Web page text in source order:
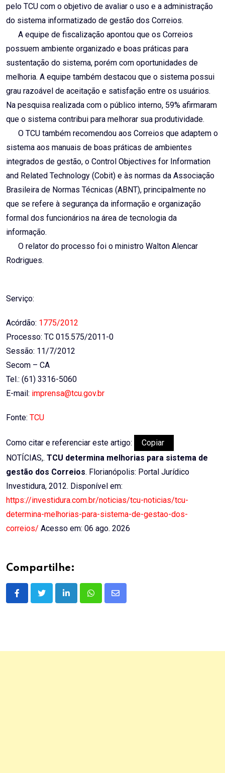
pelo TCU com o objetivo de avaliar o uso e a administração
do sistema informatizado de gestão dos Correios.
A equipe de fiscalização apontou que os Correios
possuem ambiente organizado e boas práticas para
sustentação do sistema, porém com oportunidades de
melhoria. A equipe também destacou que o sistema possui
grau razoável de aceitação e satisfação entre os usuários.
Na pesquisa realizada com o público interno, 59% afirmaram
que o sistema contribui para melhorar sua produtividade.
O TCU também recomendou aos Correios que adaptem o
sistema aos manuais de boas práticas de ambientes
integrados de gestão, o Control Objectives for Information
and Related Technology (Cobit) e às normas da Associação
Brasileira de Normas Técnicas (ABNT), principalmente no
que se refere à segurança da informação e organização
formal dos funcionários na área de tecnologia da
informação.
O relator do processo foi o ministro Walton Alencar
Rodrigues.
Serviço:
Acórdão: 1775/2012
Processo: TC 015.575/2011-0
Sessão: 11/7/2012
Secom – CA
Tel.: (61) 3316-5060
E-mail: imprensa@tcu.gov.br
Fonte: TCU
Como citar e referenciar este artigo:
Copiar
NOTÍCIAS,. TCU determina melhorias para sistema de
gestão dos Correios. Florianópolis: Portal Jurídico
Investidura, 2012. Disponível em:
https://investidura.com.br/noticias/tcu-noticias/tcu-
determina-melhorias-para-sistema-de-gestao-dos-
correios/ Acesso em: 06 ago. 2026
Compartilhe:
LinkedInWhatsappShare